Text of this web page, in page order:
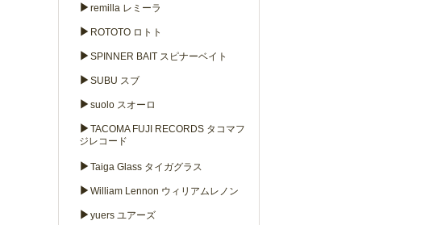
▶ remilla レミーラ
▶ ROTOTO ロトト
▶ SPINNER BAIT スピナーベイト
▶ SUBU スブ
▶ suolo スオーロ
▶ TACOMA FUJI RECORDS タコマフ
ジレコード
▶ Taiga Glass タイガグラス
▶ William Lennon ウィリアムレノン
▶ yuers ユアーズ